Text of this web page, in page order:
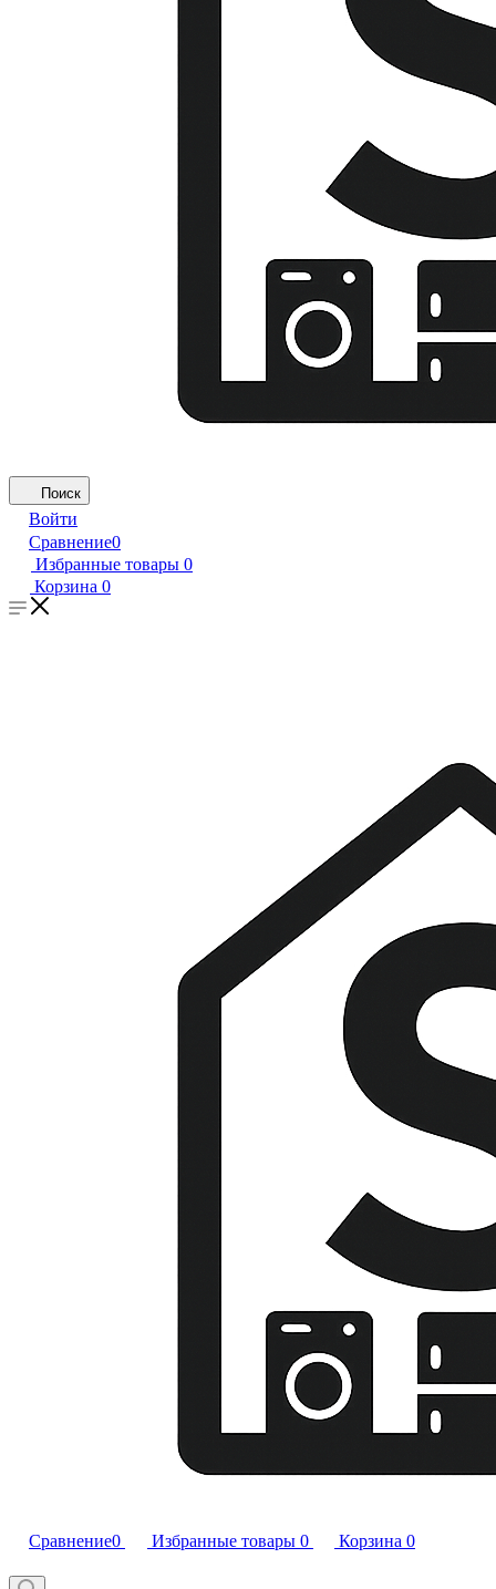
Поиск
Войти
Сравнение0
Избранные товары 0
Корзина 0
Сравнение0 Избранные товары 0 Корзина 0